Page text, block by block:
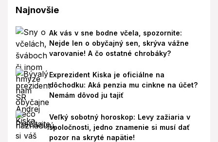
Najnovšie
Ak vás v sne bodne včela, spozornite:
Nejde len o obyčajný sen, skrýva vážne
varovanie! A čo ostatné chrobáky?
Exprezident Kiska je oficiálne na
dôchodku: Aká penzia mu cinkne na účet?
Nemám dôvod ju tajiť
Veľký sobotný horoskop: Levy zažiaria v
spoločnosti, jedno znamenie si musí dať
pozor na skryté napätie!